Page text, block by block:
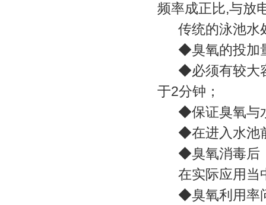
频率成正比,与放
传统的泳池水
◆臭氧的投加
◆必须有较大容
于2分钟；
◆保证臭氧与水
◆在进入水池前
◆臭氧消毒后，
在实际应用当
◆臭氧利用率问